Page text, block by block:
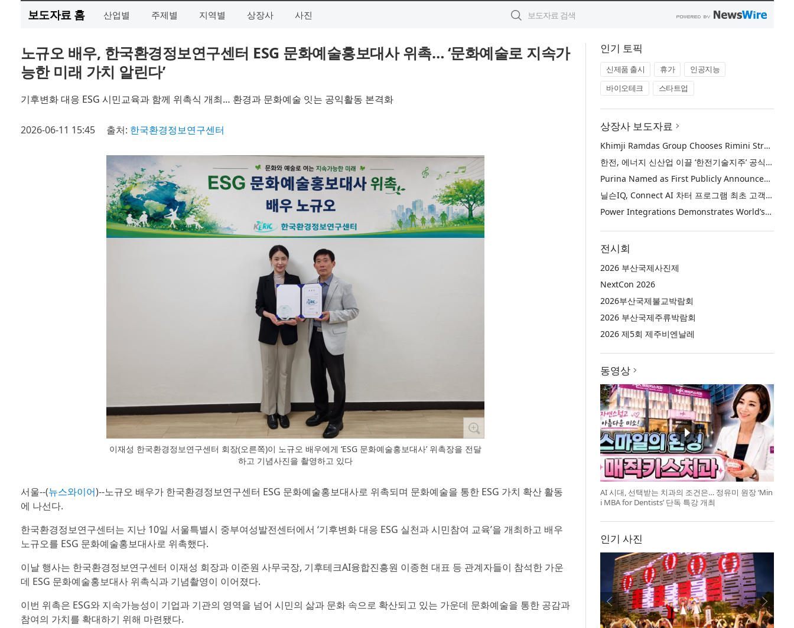
보도자료 홈 산업별 주제별 지역별 상장사 사진
노규오 배우, 한국환경정보연구센터 ESG 문화예술홍보대사 위촉… ‘문화예술로 지속가
능한 미래 가치 알린다’
기후변화 대응 ESG 시민교육과 함께 위촉식 개최… 환경과 문화예술 잇는 공익활동 본격화
2026-06-11 15:45 출처: 한국환경정보연구센터
이재성 한국환경정보연구센터 회장(오른쪽)이 노규오 배우에게 ‘ESG 문화예술홍보대사’ 위촉장을 전달
하고 기념사진을 촬영하고 있다
서울--(뉴스와이어)--노규오 배우가 한국환경정보연구센터 ESG 문화예술홍보대사로 위촉되며 문화예술을 통한 ESG 가치 확산 활동
에 나선다.
한국환경정보연구센터는 지난 10일 서울특별시 중부여성발전센터에서 ‘기후변화 대응 ESG 실천과 시민참여 교육’을 개최하고 배우
노규오를 ESG 문화예술홍보대사로 위촉했다.
이날 행사는 한국환경정보연구센터 이재성 회장과 이준원 사무국장, 기후테크AI융합진흥원 이종현 대표 등 관계자들이 참석한 가운
데 ESG 문화예술홍보대사 위촉식과 기념촬영이 이어졌다.
이번 위촉은 ESG와 지속가능성이 기업과 기관의 영역을 넘어 시민의 삶과 문화 속으로 확산되고 있는 가운데 문화예술을 통한 공감과
참여의 가치를 확대하기 위해 마련됐다.
인기 토픽
신제품 출시 휴가
인공지능
바이오테크
스타트업
상장사 보도자료
Khimji Ramdas Group Chooses Rimini Street to Reduce SAP Support Costs, Protect 700+ Customizations and Reinvest Savings in Innovation
한전, 에너지 신산업 이끌 ‘한전기술지주’ 공식 출범
Purina Named as First Publicly Announced NIQ ConnectAI Charter Client
닐슨IQ, Connect AI 차터 프로그램 최초 고객사 ‘퓨리나’ 선정
Power Integrations Demonstrates World’s First 2200 V GaN Technology for Next-Era High-Voltage Power Systems
전시회
2026 부산국제사진제
NextCon 2026
2026부산국제불교박람회
2026 부산국제주류박람회
2026 제5회 제주비엔날레
동영상
AI 시대, 선택받는 치과의 조건은… 정유미 원장 ‘Min
i MBA for Dentists’ 단독 특강 개최
인기 사진